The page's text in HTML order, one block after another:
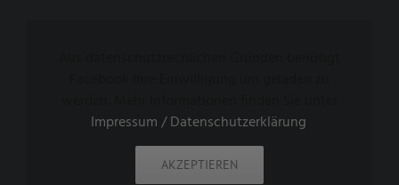
Impressum / Datenschutzerklärung
AKZEPTIEREN